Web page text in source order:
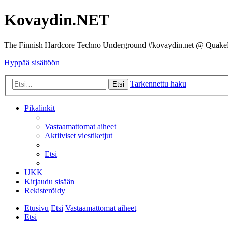
Kovaydin.NET
The Finnish Hardcore Techno Underground #kovaydin.net @
Hyppää sisältöön
Etsi Tarkennettu haku
Pikalinkit
Vastaamattomat aiheet
Aktiiviset viestiketjut
Etsi
UKK
Kirjaudu sisään
Rekisteröidy
Etusivu Etsi Vastaamattomat aiheet
Etsi